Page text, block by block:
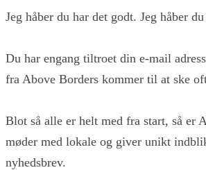
Jeg håber du har det godt. Jeg håber
Du har engang tiltroet din e-mail
fra Above Borders kommer til at ske
Blot så alle er helt med fra start, så er
møder med lokale og giver unikt
nyhedsbrev.